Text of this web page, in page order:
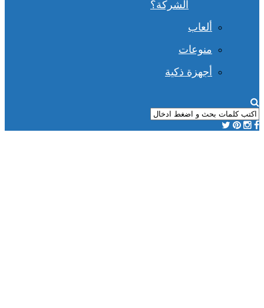
الشركة؟
ألعاب
منوعات
أجهزة ذكية